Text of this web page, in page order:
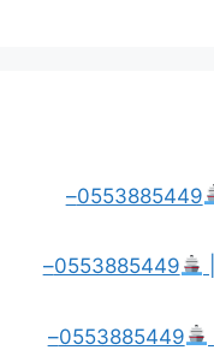
0553885449–
0553885449–
0553885449–